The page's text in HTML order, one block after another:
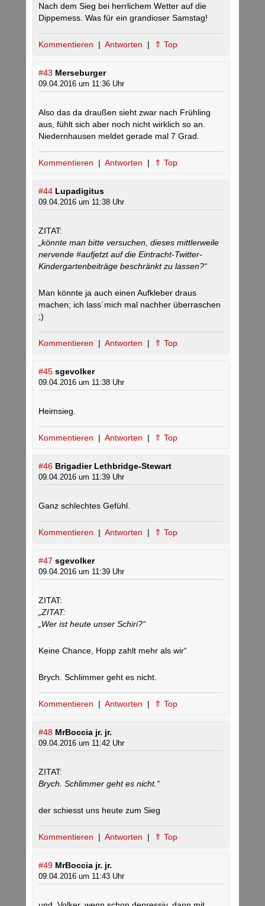
Nach dem Sieg bei herrlichem Wetter auf die
Dippemess. Was für ein grandioser Samstag!
Kommentieren | Antworten | ⇑ Top
#43 Merseburger
09.04.2016 um 11:36 Uhr
Also das da draußen sieht zwar nach Frühling
aus, fühlt sich aber noch nicht wirklich so an.
Niedernhausen meldet gerade mal 7 Grad.
Kommentieren | Antworten | ⇑ Top
#44 Lupadigitus
09.04.2016 um 11:38 Uhr
ZITAT:
„könnte man bitte versuchen, dieses mittlerweile
nervende #aufjetzt auf die Eintracht-Twitter-
Kindergartenbeiträge beschränkt zu lassen?“
Man könnte ja auch einen Aufkleber draus
machen; ich lass´mich mal nachher überraschen
;)
Kommentieren | Antworten | ⇑ Top
#45 sgevolker
09.04.2016 um 11:38 Uhr
Heimsieg.
Kommentieren | Antworten | ⇑ Top
#46 Brigadier Lethbridge-Stewart
09.04.2016 um 11:39 Uhr
Ganz schlechtes Gefühl.
Kommentieren | Antworten | ⇑ Top
#47 sgevolker
09.04.2016 um 11:39 Uhr
ZITAT:
„ZITAT:
„Wer ist heute unser Schiri?“
Keine Chance, Hopp zahlt mehr als wir“
Brych. Schlimmer geht es nicht.
Kommentieren | Antworten | ⇑ Top
#48 MrBoccia jr. jr.
09.04.2016 um 11:42 Uhr
ZITAT:
Brych. Schlimmer geht es nicht.“
der schiesst uns heute zum Sieg
Kommentieren | Antworten | ⇑ Top
#49 MrBoccia jr. jr.
09.04.2016 um 11:43 Uhr